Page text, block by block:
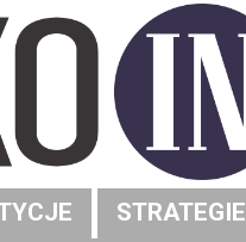
STRATEGIE